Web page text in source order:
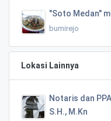
"Soto Medan"
bumirejo
Lokasi Lainnya
Notaris dan
S.H., M.Kn